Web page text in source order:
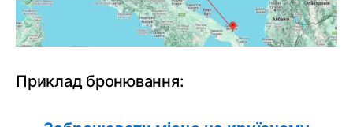
Приклад бронювання: